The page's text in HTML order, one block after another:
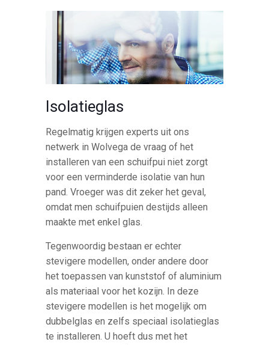
Isolatieglas
Regelmatig krijgen experts uit ons
netwerk in Wolvega de vraag of het
installeren van een schuifpui niet zorgt
voor een verminderde isolatie van hun
pand. Vroeger was dit zeker het geval,
omdat men schuifpuien destijds alleen
maakte met enkel glas.
Tegenwoordig bestaan er echter
stevigere modellen, onder andere door
het toepassen van kunststof of aluminium
als materiaal voor het kozijn. In deze
stevigere modellen is het mogelijk om
dubbelglas en zelfs speciaal isolatieglas
te installeren. U hoeft dus met het